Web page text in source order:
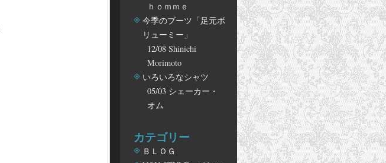
ｈｏｍｍｅ
今季のブーツ「足元ボ
リューミー」
12/08 Shinichi
Morimoto
いろいろなシャツ
05/03 シェーカー・
オム
カテゴリー
ＢＬＯＧ